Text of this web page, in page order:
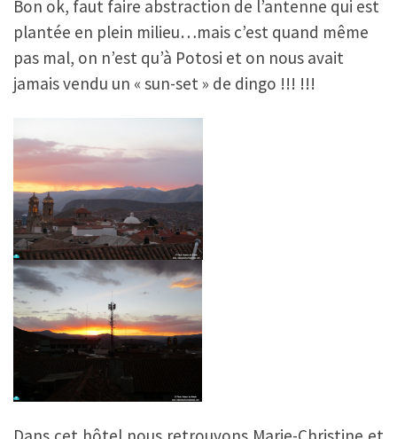
Bon ok, faut faire abstraction de l’antenne qui est
plantée en plein milieu…mais c’est quand même
pas mal, on n’est qu’à Potosi et on nous avait
jamais vendu un « sun-set » de dingo !!! !!!